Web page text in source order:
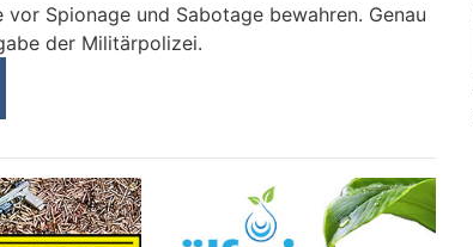
vor Spionage und Sabotage bewahren. Genau
der Militärpolizei.